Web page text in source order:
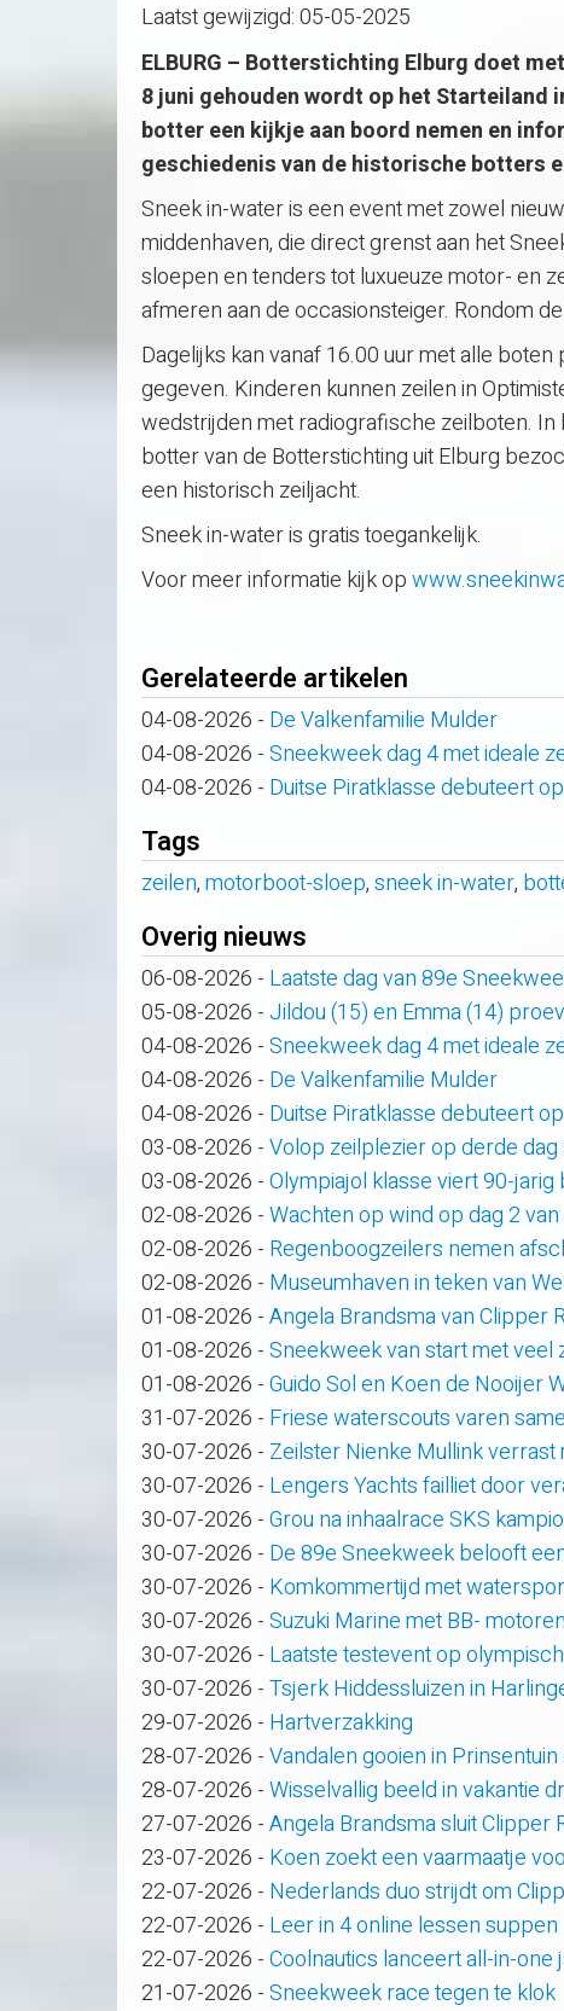
Laatst gewijzigd:05-05-2025
ELBURG – Botterstichting Elburg doet
8 juni gehouden wordt op het Starteiland
botter een kijkje aan boord nemen en
geschiedenis van de historische botters
Sneek in-water is een event met zowel
middenhaven, die direct grenst aan het
sloepen en tenders tot luxueuze motor- en
afmeren aan de occasionsteiger. Rondom
Dagelijks kan vanaf 16.00 uur met alle
gegeven. Kinderen kunnen zeilen in
wedstrijden met radiografische zeilboten.
botter van de Botterstichting uit Elburg
een historisch zeiljacht.
Sneek in-water is gratis toegankelijk.
Voor meer informatie kijk op
Gerelateerde artikelen
04-08-2026 - De Valkenfamilie Mulder
04-08-2026 -Sneekweek dag 4 met ideale
04-08-2026 - Duitse Piratklasse debuteert
Tags
zeilen,motorboot-sloep,sneek in-water,
Overig nieuws
06-08-2026 - Laatste dag van 89e
05-08-2026 -Jildou (15) en Emma (14)
04-08-2026 -Sneekweek dag 4 met ideale
04-08-2026 - De Valkenfamilie Mulder
04-08-2026 - Duitse Piratklasse debuteert
03-08-2026 -Volop zeilplezier op derde
03-08-2026 -Olympiajol klasse viert 90-jarig
02-08-2026 -Wachten op wind op dag 2
02-08-2026 - Regenboogzeilers nemen
02-08-2026 - Museumhaven in teken van
01-08-2026 -Angela Brandsma van Clipper
01-08-2026 -Sneekweek van start met veel
01-08-2026 -Guido Sol en Koen de Nooijer
31-07-2026 - Friese waterscouts varen
30-07-2026 - Zeilster Nienke Mullink verrast
30-07-2026 - Lengers Yachts failliet door
30-07-2026 -Grou na inhaalrace SKS
30-07-2026 - De 89e Sneekweek belooft
30-07-2026 - Komkommertijd met
30-07-2026 -Suzuki Marine met BB-
30-07-2026 - Laatste testevent op
30-07-2026 -Tsjerk Hiddessluizen in
29-07-2026 - Hartverzakking
28-07-2026 -Vandalen gooien in
28-07-2026 -Wisselvallig beeld in vakantie
27-07-2026 -Angela Brandsma sluit Clipper
23-07-2026 - Koen zoekt een vaarmaatje
22-07-2026 - Nederlands duo strijdt om
22-07-2026 - Leer in 4 online lessen suppen
22-07-2026 -Coolnautics lanceert all-in-
21-07-2026 -Sneekweek race tegen te klok